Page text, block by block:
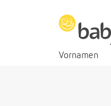
Vornamen